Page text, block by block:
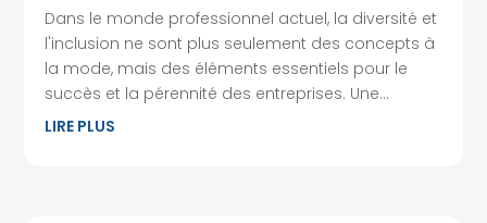
Dans le monde professionnel actuel, la diversité et
l'inclusion ne sont plus seulement des concepts à
la mode, mais des éléments essentiels pour le
succès et la pérennité des entreprises. Une...
LIRE PLUS